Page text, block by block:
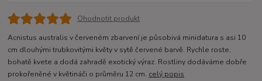
Ohodnotit produkt
Acnistus australis v červeném zbarvení je působivá minidatura s asi 10
cm dlouhými trubkovitými květy v sytě červené barvě. Rychle roste,
bohatě kvete a dodá zahradě exotický výraz. Rostliny dodáváme dobře
prokořeněné v květináči o průměru 12 cm. celý popis